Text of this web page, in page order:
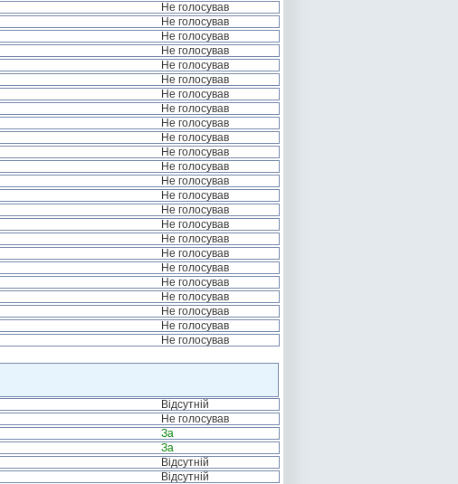
Не голосував
Не голосував
Не голосував
Не голосував
Не голосував
Не голосував
Не голосував
Не голосував
Не голосував
Не голосував
Не голосував
Не голосував
Не голосував
Не голосував
Не голосував
Не голосував
Не голосував
Не голосував
Не голосував
Не голосував
Не голосував
Не голосував
Не голосував
Не голосував
Відсутній
Не голосував
За
За
Відсутній
Відсутній